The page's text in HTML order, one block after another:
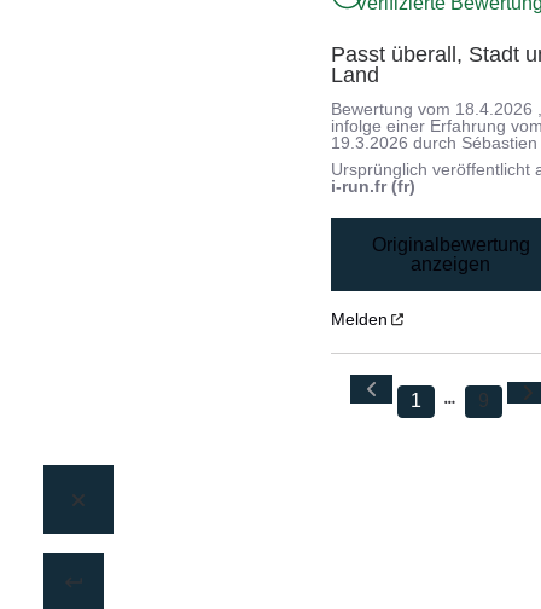
Passt überall, Stadt
Land
Bewertung vom 18.4.2026
infolge einer Erfahrung
19.3.2026 durch Sébastien
Ursprünglich veröffentlicht
i-run.fr (fr)
Originalbewertung
anzeigen
Melden
1 9